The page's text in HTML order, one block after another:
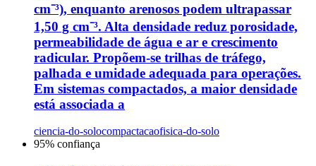
cm⁻³), enquanto arenosos podem ultrapassar
1,50 g cm⁻³. Alta densidade reduz porosidade,
permeabilidade de água e ar e crescimento
radicular. Propõem-se trilhas de tráfego,
palhada e umidade adequada para operações.
Em sistemas compactados, a maior densidade
está associada a
ciencia-do-solocompactacaofisica-do-solo
95% confiança